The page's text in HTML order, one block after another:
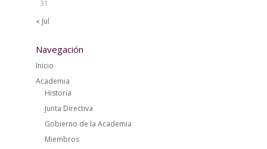
31
« Jul
Navegación
Inicio
Academia
Historia
Junta Directiva
Gobierno de la Academia
Miembros